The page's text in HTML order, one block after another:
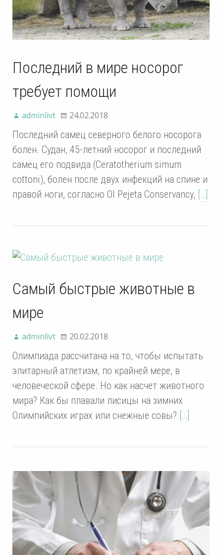
Последний в мире носорог
требует помощи
adminlivt 24.02.2018
Последний самец северного белого носорога
болен. Судан, 45-летний носорог и последний
самец его подвида (Ceratotherium simum
cottoni), болен после двух инфекций на спине и
правой ноги, согласно Ol Pejeta Conservancy, […]
Самый быстрые животные в
мире
adminlivt 20.02.2018
Олимпиада рассчитана на то, чтобы испытать
элитарный атлетизм, по крайней мере, в
человеческой сфере. Но как насчет животного
мира? Как бы плавали лисицы на зимних
Олимпийских играх или снежные совы? […]